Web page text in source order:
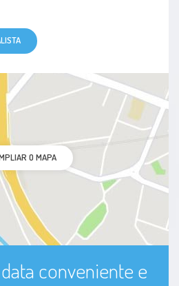
O MAPA
conveniente e